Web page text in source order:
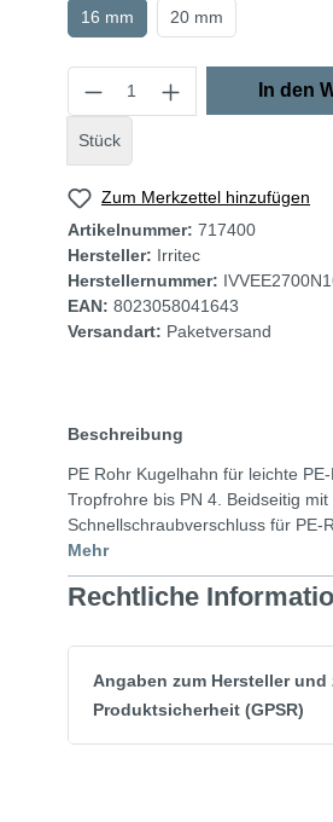
16 mm 20 mm
Stück
In den
Zum Merkzettel hinzufügen
Artikelnummer: 717400
Hersteller: Irritec
Herstellernummer:
EAN: 8023058041643
Versandart: Paketversand
Beschreibung
PE Rohr Kugelhahn für leichte
Tropfrohre bis PN 4. Beidseitig mit
Schnellschraubverschluss für PE-
Mehr
Rechtliche
Angaben zum Hersteller und
Produktsicherheit (GPSR)